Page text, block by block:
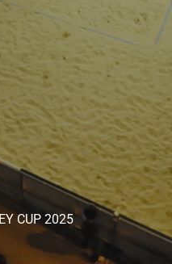
CUP 2025